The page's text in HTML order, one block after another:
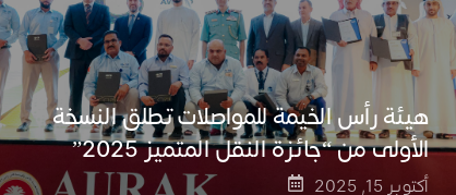
هيئة رأس الخيمة للمواصلات تطلق النسخة
الأولى من “جائزة النقل المتميز 2025”
أكتوبر 15, 2025